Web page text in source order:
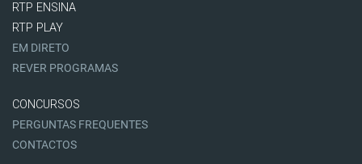
RTP ENSINA
RTP PLAY
EM DIRETO
REVER PROGRAMAS
CONCURSOS
PERGUNTAS FREQUENTES
CONTACTOS